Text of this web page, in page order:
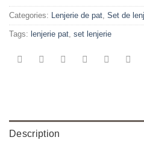
Categories: Lenjerie de pat Set de
Tags: lenjerie pat set lenjerie
Description